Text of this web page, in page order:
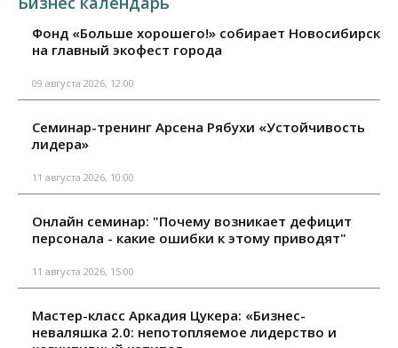
Фонд «Больше хорошего!» собирает Новосибирск
на главный экофест города
09 августа 2026, 12:00
Семинар-тренинг Арсена Рябухи «Устойчивость
лидера»
11 августа 2026, 10:00
Онлайн семинар: "Почему возникает дефицит
персонала - какие ошибки к этому приводят"
11 августа 2026, 15:00
Мастер-класс Аркадия Цукера: «Бизнес-
неваляшка 2.0: непотопляемое лидерство и